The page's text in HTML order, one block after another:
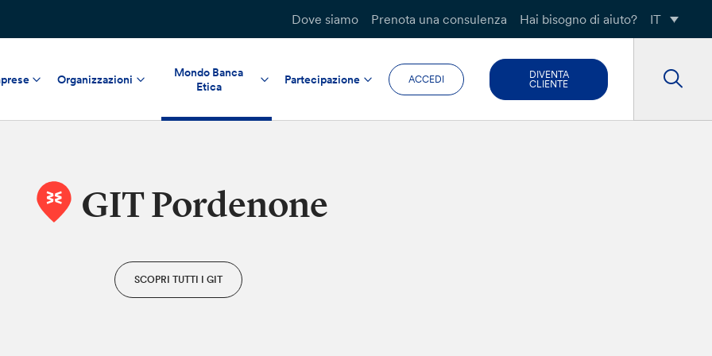
Dove siamo Prenota una consulenza Hai bisogno di aiuto? IT
Organizzazioni
Mondo Banca
Etica
Partecipazione ACCEDI
DIVENTA
CLIENTE
GIT Pordenone
SCOPRI TUTTI I GIT